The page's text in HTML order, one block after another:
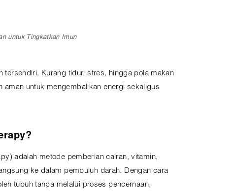
untuk Tingkatkan Imun
tersendiri. Kurang tidur, stres, hingga pola makan
untuk mengembalikan energi sekaligus
adalah metode pemberian cairan, vitamin,
ke dalam pembuluh darah. Dengan cara
tubuh tanpa melalui proses pencernaan,